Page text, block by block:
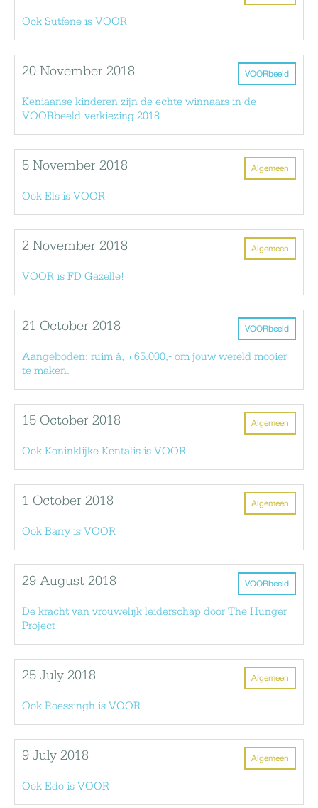
Ook Sutfene is VOOR
VOORbeeld
20 November 2018
Keniaanse kinderen zijn de echte winnaars in de
VOORbeeld-verkiezing 2018
Algemeen
5 November 2018
Ook Els is VOOR
Algemeen
2 November 2018
VOOR is FD Gazelle!
VOORbeeld
21 October 2018
Aangeboden: ruim â‚¬ 65.000,- om jouw wereld mooier
te maken.
Algemeen
15 October 2018
Ook Koninklijke Kentalis is VOOR
Algemeen
1 October 2018
Ook Barry is VOOR
VOORbeeld
29 August 2018
De kracht van vrouwelijk leiderschap door The Hunger
Project
Algemeen
25 July 2018
Ook Roessingh is VOOR
Algemeen
9 July 2018
Ook Edo is VOOR